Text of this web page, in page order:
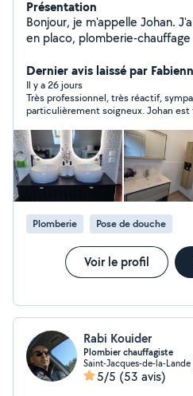
Présentation
Bonjour, je m'appelle Johan.
en placo, plomberie-
travaux intérieurs, selon vos
Dernier avis laissé par
Il y a 26 jours
Très professionnel, très réactif,
particulièrement soigneux. Johan
Je recommande à 100 % !
une robinetterie de cuisine.
Plomberie Pose de douche
Voir le profil
Rabi Kouider
Plombier chauffagiste
Saint-Jacques-de-la-
5/5 (53 avis)